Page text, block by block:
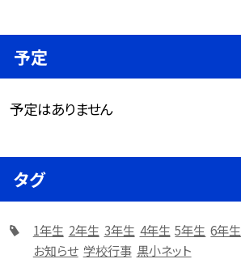
予定
予定はありません
タグ
1年生 2年生 3年生 4年生 5年生 6年生
お知らせ 学校行事 黒小ネット